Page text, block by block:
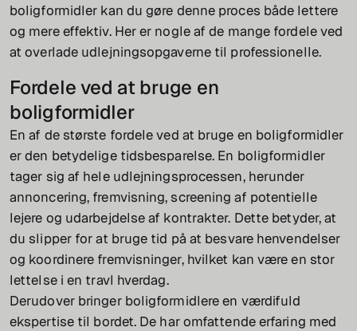
boligformidler kan du gøre denne proces både lettere
og mere effektiv. Her er nogle af de mange fordele ved
at overlade udlejningsopgaverne til professionelle.
Fordele ved at bruge en
boligformidler
En af de største fordele ved at bruge en boligformidler
er den betydelige tidsbesparelse. En boligformidler
tager sig af hele udlejningsprocessen, herunder
annoncering, fremvisning, screening af potentielle
lejere og udarbejdelse af kontrakter. Dette betyder, at
du slipper for at bruge tid på at besvare henvendelser
og koordinere fremvisninger, hvilket kan være en stor
lettelse i en travl hverdag.
Derudover bringer boligformidlere en værdifuld
ekspertise til bordet. De har omfattende erfaring med